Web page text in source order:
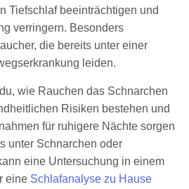
Tiefschlaf beeinträchtigen und
verringern. Besonders
die bereits unter einer
leiden.
wie Rauchen das Schnarchen
Risiken bestehen und
für ruhigere Nächte sorgen
unter Schnarchen oder
eine Untersuchung in einem
eine Schlafanalyse zu Hause